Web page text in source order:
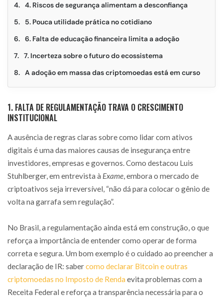
4. Riscos de segurança alimentam a desconfiança
5. Pouca utilidade prática no cotidiano
6. Falta de educação financeira limita a adoção
7. Incerteza sobre o futuro do ecossistema
A adoção em massa das criptomoedas está em curso
1. FALTA DE REGULAMENTAÇÃO TRAVA O CRESCIMENTO
INSTITUCIONAL
A ausência de regras claras sobre como lidar com ativos
digitais é uma das maiores causas de insegurança entre
investidores, empresas e governos. Como destacou Luis
Stuhlberger, em entrevista à Exame, embora o mercado de
criptoativos seja irreversível, “não dá para colocar o gênio de
volta na garrafa sem regulação”.
No Brasil, a regulamentação ainda está em construção, o que
reforça a importância de entender como operar de forma
correta e segura. Um bom exemplo é o cuidado ao preencher a
declaração de IR: sabercomo declarar Bitcoin e outras
criptomoedas no Imposto de Renda evita problemas com a
Receita Federal e reforça a transparência necessária para o